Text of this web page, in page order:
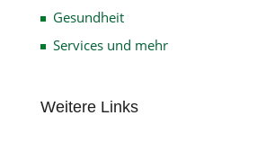
Gesundheit
Services und mehr
Weitere Links